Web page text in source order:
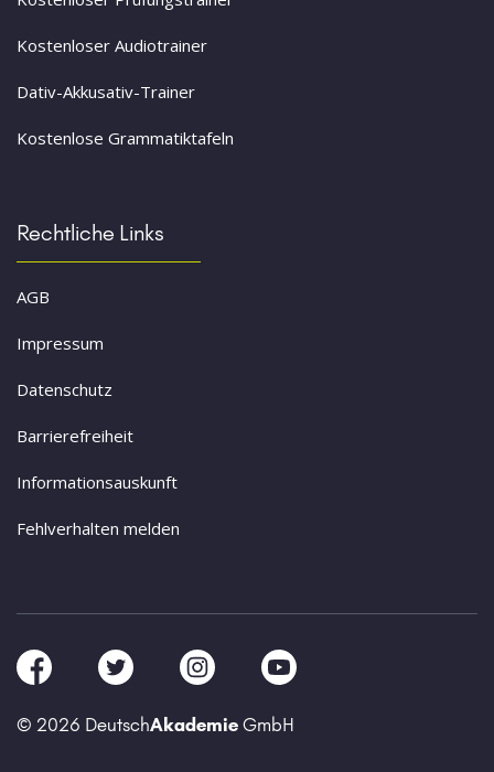
Kostenloser Audiotrainer
Dativ-Akkusativ-Trainer
Kostenlose Grammatiktafeln
Rechtliche Links
AGB
Impressum
Datenschutz
Barrierefreiheit
Informationsauskunft
Fehlverhalten melden
© 2026 DeutschAkademie GmbH